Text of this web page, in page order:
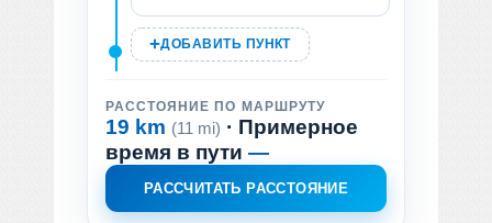
ДОБАВИТЬ ПУНКТ
РАССТОЯНИЕ ПО МАРШРУТУ
19 km (11 mi) · Примерное
время в пути —
РАССЧИТАТЬ РАССТОЯНИЕ